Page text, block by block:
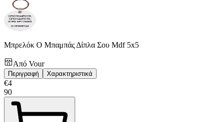
Μπρελόκ Ο Μπαμπάς Δίπλα Σου Mdf 5x5
Από Vour
Περιγραφή Χαρακτηριστικά
€4
90